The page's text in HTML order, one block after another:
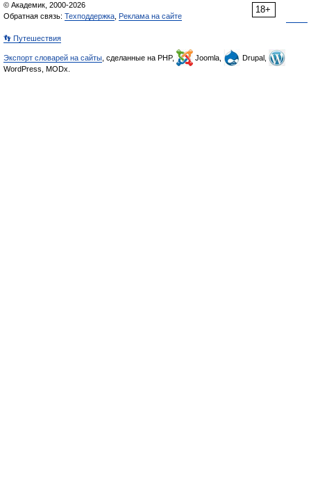
18+
© Академик, 2000-2026
Обратная связь: Техподдержка Реклама на сайте
👣 Путешествия
Экспорт словарей на сайты , сделанные на PHP, Joomla,
Drupal,
WordPress, MODx.